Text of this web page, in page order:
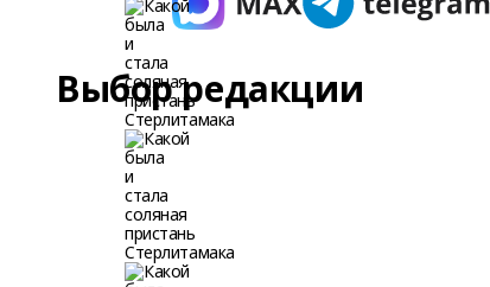
Выбор редакции